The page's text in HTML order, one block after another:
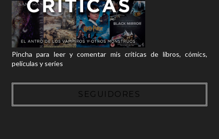
Pincha para leer y comentar mis críticas de libros, cómics,
películas y series
SEGUIDORES